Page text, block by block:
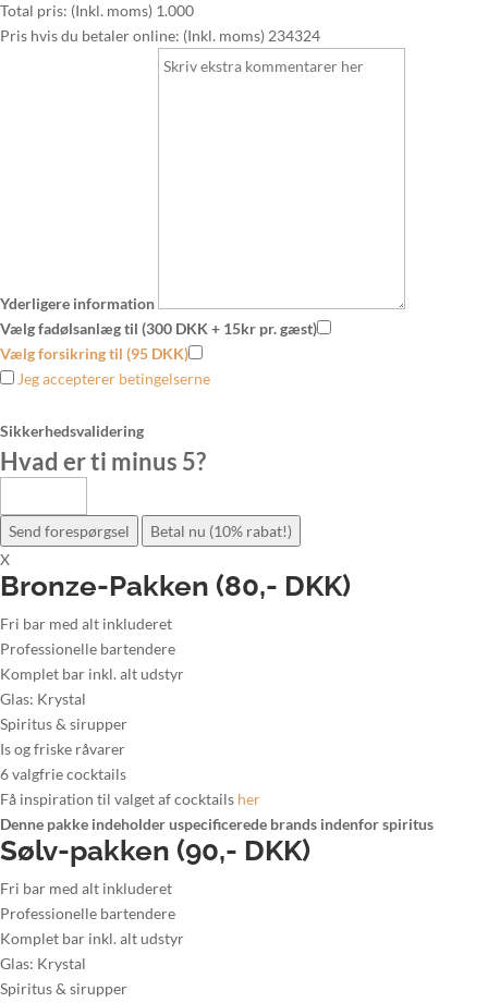
Total pris: (Inkl. moms) 1.000
Pris hvis du betaler online: (Inkl. moms) 234324
Yderligere information
Vælg fadølsanlæg til (300 DKK + 15kr pr. gæst)
Vælg forsikring til (95 DKK)
Jeg accepterer betingelserne
Sikkerhedsvalidering
Hvad er ti minus 5?
Send forespørgsel
Betal nu (10% rabat!)
X
Bronze-Pakken (80,- DKK)
Fri bar med alt inkluderet
Professionelle bartendere
Komplet bar inkl. alt udstyr
Glas: Krystal
Spiritus & sirupper
Is og friske råvarer
6 valgfrie cocktails
Få inspiration til valget af cocktails her
Denne pakke indeholder uspecificerede brands indenfor spiritus
Sølv-pakken (90,- DKK)
Fri bar med alt inkluderet
Professionelle bartendere
Komplet bar inkl. alt udstyr
Glas: Krystal
Spiritus & sirupper